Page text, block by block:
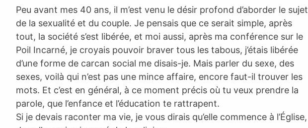
Peu avant mes 40 ans, il m’est venu le désir profond d’aborder le sujet
de la sexualité et du couple. Je pensais que ce serait simple, après
tout, la société s’est libérée, et moi aussi, après ma conférence sur le
Poil Incarné, je croyais pouvoir braver tous les tabous, j’étais libérée
d’une forme de carcan social me disais-je. Mais parler du sexe, des
sexes, voilà qui n’est pas une mince affaire, encore faut-il trouver les
mots. Et c’est en général, à ce moment précis où tu veux prendre la
parole, que l’enfance et l’éducation te rattrapent.
Si je devais raconter ma vie, je vous dirais qu’elle commence à l’Église,